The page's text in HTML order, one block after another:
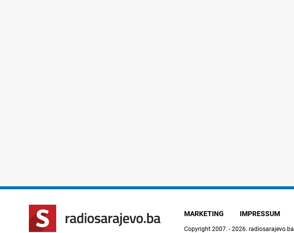
MARKETING IMPRESSUM
Copyright 2007. - 2026. radiosarajevo.ba